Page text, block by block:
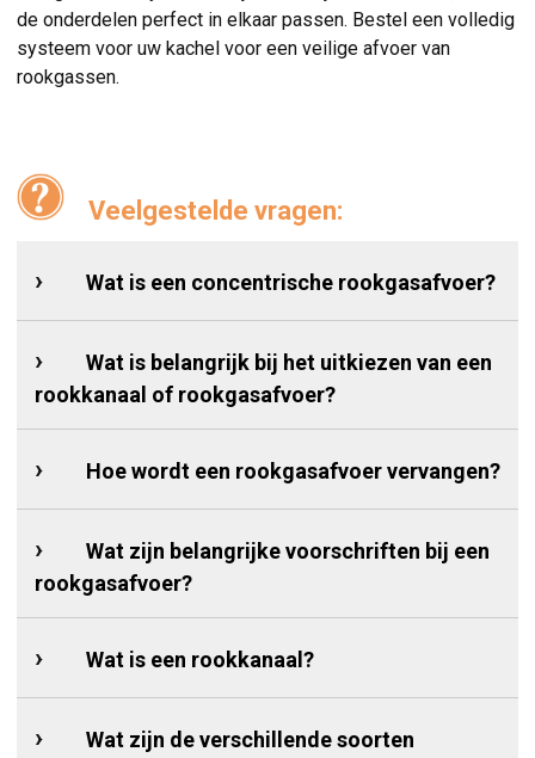
de onderdelen perfect in elkaar passen. Bestel een volledig
systeem voor uw kachel voor een veilige afvoer van
rookgassen.
Veelgestelde vragen:
Wat is een concentrische rookgasafvoer?
Wat is belangrijk bij het uitkiezen van een
rookkanaal of rookgasafvoer?
Hoe wordt een rookgasafvoer vervangen?
Wat zijn belangrijke voorschriften bij een
rookgasafvoer?
Wat is een rookkanaal?
Wat zijn de verschillende soorten